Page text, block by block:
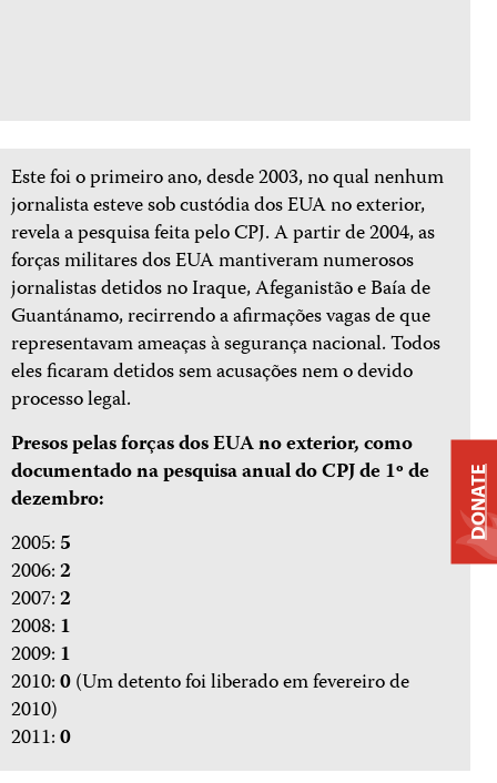
Este foi o primeiro ano, desde 2003, no qual nenhum
jornalista esteve sob custódia dos EUA no exterior,
revela a pesquisa feita pelo CPJ. A partir de 2004, as
forças militares dos EUA mantiveram numerosos
jornalistas detidos no Iraque, Afeganistão e Baía de
Guantánamo, recirrendo a afirmações vagas de que
representavam ameaças à segurança nacional. Todos
eles ficaram detidos sem acusações nem o devido
processo legal.
Presos pelas forças dos EUA no exterior, como
documentado na pesquisa anual do CPJ de 1º de
dezembro:
2005: 5
2006:2
2007:2
2008: 1
2009: 1
2010:0(Um detento foi liberado em fevereiro de
2010)
2011:0
DONATE